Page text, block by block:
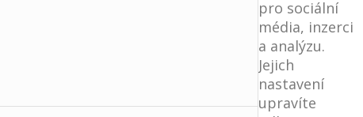
pro sociální
média, inzerci
a analýzu.
Jejich
nastavení
upravíte